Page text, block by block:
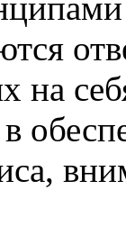
на